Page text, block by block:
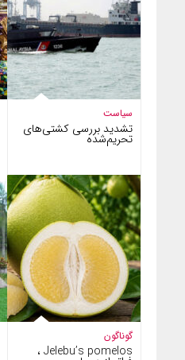
سیاست
تشدید بررسی کشتی‌های
تحریم‌شده
گوناگون
Jelebu’s pomelos ،